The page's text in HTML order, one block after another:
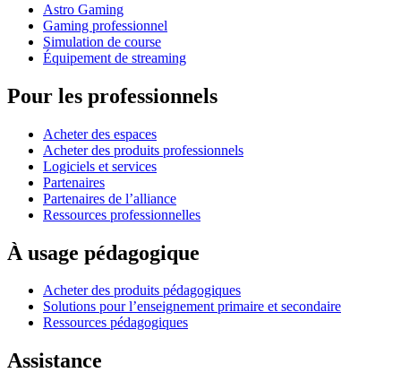
Astro Gaming
Gaming professionnel
Simulation de course
Équipement de streaming
Pour les professionnels
Acheter des espaces
Acheter des produits professionnels
Logiciels et services
Partenaires
Partenaires de l’alliance
Ressources professionnelles
À usage pédagogique
Acheter des produits pédagogiques
Solutions pour l’enseignement primaire et secondaire
Ressources pédagogiques
Assistance